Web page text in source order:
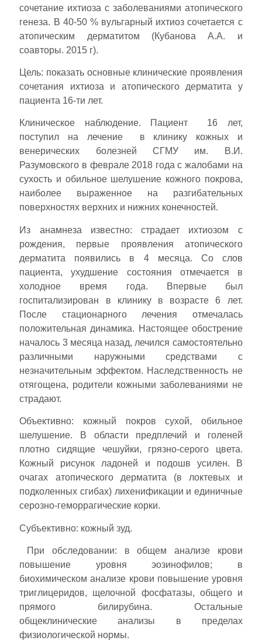
сочетание ихтиоза с заболеваниями атопического
генеза. В 40-50 % вульгарный ихтиоз сочетается с
атопическим дерматитом (Кубанова А.А. и
соавторы. 2015 г).
Цель: показать основные клинические проявления
сочетания ихтиоза и атопического дерматита у
пациента 16-ти лет.
Клиническое наблюдение. Пациент 16 лет,
поступил на лечение в клинику кожных и
венерических болезней СГМУ им. В.И.
Разумовского в феврале 2018 года с жалобами на
сухость и обильное шелушение кожного покрова,
наиболее выраженное на разгибательных
поверхностях верхних и нижних конечностей.
Из анамнеза известно: страдает ихтиозом с
рождения, первые проявления атопического
дерматита появились в 4 месяца. Со слов
пациента, ухудшение состояния отмечается в
холодное время года. Впервые был
госпитализирован в клинику в возрасте 6 лет.
После стационарного лечения отмечалась
положительная динамика. Настоящее обострение
началось 3 месяца назад, лечился самостоятельно
различными наружными средствами с
незначительным эффектом. Наследственность не
отягощена, родители кожными заболеваниями не
страдают.
Объективно: кожный покров сухой, обильное
шелушение. В области предплечий и голеней
плотно сидящие чешуйки, грязно-серого цвета.
Кожный рисунок ладоней и подошв усилен. В
очагах атопического дерматита (в локтевых и
подколенных сгибах) лихенификации и единичные
серозно-геморрагические корки.
Субъективно: кожный зуд.
При обследовании: в общем анализе крови
повышение уровня эозинофилов; в
биохимическом анализе крови повышение уровня
триглицеридов, щелочной фосфатазы, общего и
прямого билирубина. Остальные
общеклинические анализы в пределах
физиологической нормы.